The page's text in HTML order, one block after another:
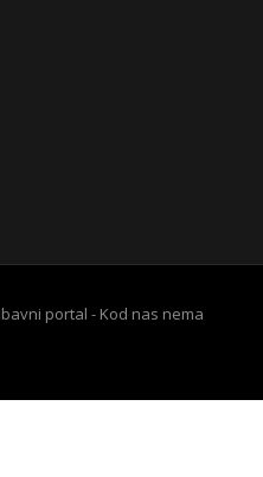
portal - Kod nas nema